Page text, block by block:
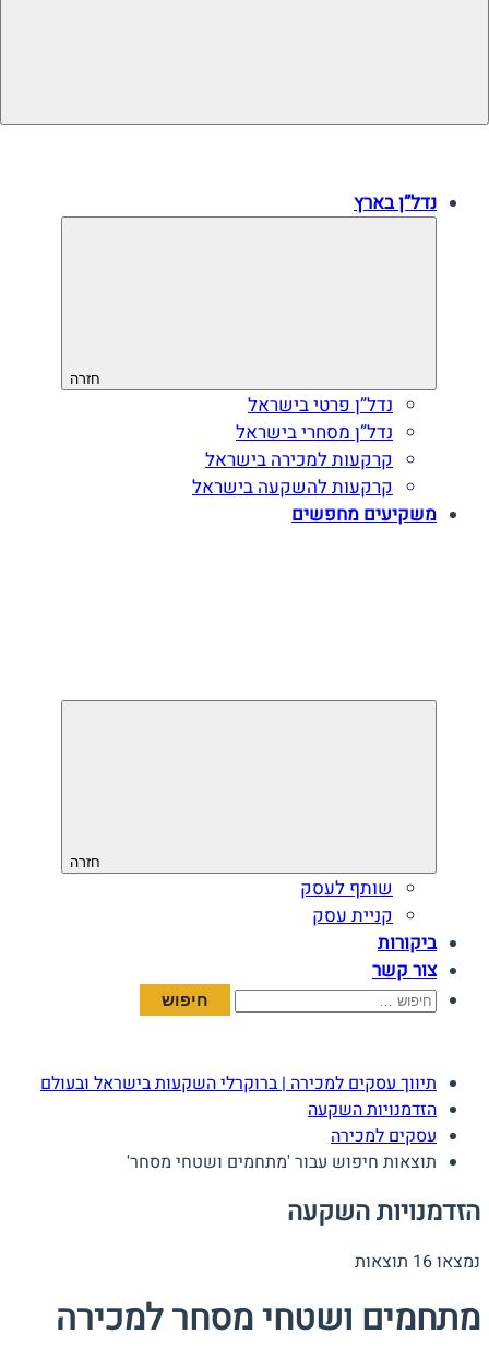
נדל”ן בארץ
חזרה
נדל”ן פרטי בישראל
נדל”ן מסחרי בישראל
קרקעות למכירה בישראל
קרקעות להשקעה בישראל
משקיעים מחפשים
חזרה
שותף לעסק
קניית עסק
ביקורות
צור קשר
חיפוש:
תיווך עסקים למכירה | ברוקרלי השקעות בישראל ובעולם
הזדמנויות השקעה
עסקים למכירה
תוצאות חיפוש עבור 'מתחמים ושטחי מסחר'
הזדמנויות השקעה
נמצאו 16 תוצאות
מתחמים ושטחי מסחר למכירה